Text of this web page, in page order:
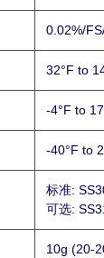
0.02%/
32°F to
-4°F to
-40°F to
标准:
可选:
10g (20-